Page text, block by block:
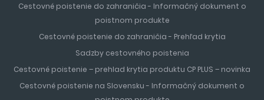
kvetov, paliem, reštaurácií, obchodov a luxusných hotelov.
Atrakciou mesta sú fontány, ktoré každý deň vo večerných
hodinách vytvárajú nádherné svetelné efekty. Dovolenka
patrí k najobľúbenejším dovolenkám turistov
približne 60 minút.
Cestovné poistenie do zahraničia - Informačný dokument o
poistnom produkte
Cestovné poistenie do zahraničia - Prehľad krytia
Sadzby cestovného poistenia
Cestovné poistenie – prehlad krytia produktu CP PLUS – novinka
Cestovné poistenie na Slovensku - Informačný dokument o